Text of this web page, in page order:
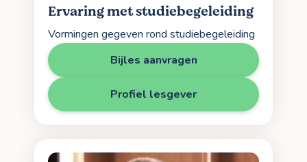
Ervaring met studiebegeleiding
Vormingen gegeven rond studiebegeleiding
Bijles aanvragen
Profiel lesgever